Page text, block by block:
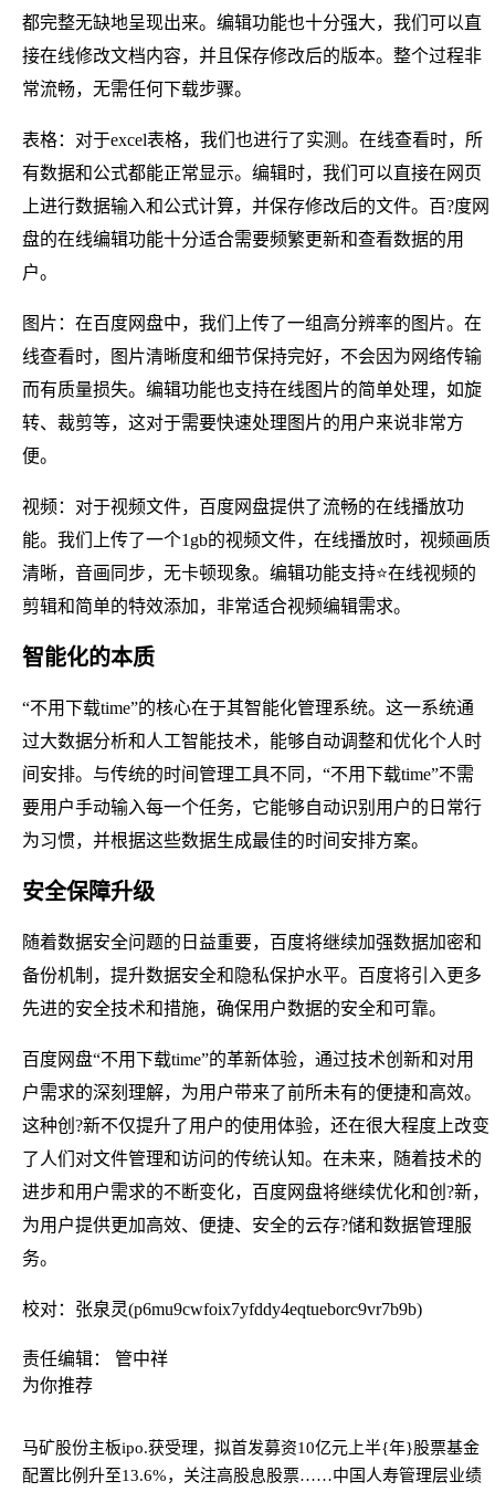
都完整无缺地呈现出来。编辑功能也十分强大，我们可以直
接在线修改文档内容，并且保存修改后的版本。整个过程非
常流畅，无需任何下载步骤。
表格：对于excel表格，我们也进行了实测。在线查看时，所
有数据和公式都能正常显示。编辑时，我们可以直接在网页
上进行数据输入和公式计算，并保存修改后的文件。百?度网
盘的在线编辑功能十分适合需要频繁更新和查看数据的用
户。
图片：在百度网盘中，我们上传了一组高分辨率的图片。在
线查看时，图片清晰度和细节保持完好，不会因为网络传输
而有质量损失。编辑功能也支持在线图片的简单处理，如旋
转、裁剪等，这对于需要快速处理图片的用户来说非常方
便。
视频：对于视频文件，百度网盘提供了流畅的在线播放功
能。我们上传了一个1gb的视频文件，在线播放时，视频画质
清晰，音画同步，无卡顿现象。编辑功能支持⭐在线视频的
剪辑和简单的特效添加，非常适合视频编辑需求。
智能化的本质
“不用下载time”的核心在于其智能化管理系统。这一系统通
过大数据分析和人工智能技术，能够自动调整和优化个人时
间安排。与传统的时间管理工具不同，“不用下载time”不需
要用户手动输入每一个任务，它能够自动识别用户的日常行
为习惯，并根据这些数据生成最佳的时间安排方案。
安全保障升级
随着数据安全问题的日益重要，百度将继续加强数据加密和
备份机制，提升数据安全和隐私保护水平。百度将引入更多
先进的安全技术和措施，确保用户数据的安全和可靠。
百度网盘“不用下载time”的革新体验，通过技术创新和对用
户需求的深刻理解，为用户带来了前所未有的便捷和高效。
这种创?新不仅提升了用户的使用体验，还在很大程度上改变
了人们对文件管理和访问的传统认知。在未来，随着技术的
进步和用户需求的不断变化，百度网盘将继续优化和创?新，
为用户提供更加高效、便捷、安全的云存?储和数据管理服
务。
校对：张泉灵(p6mu9cwfoix7yfddy4eqtueborc9vr7b9b)
责任编辑： 管中祥
为你推荐
马矿股份主板ipo.获受理，拟首发募资10亿元 上半{年}股票基金
配置比例升至13.6%，关注高股息股票……中国人寿管理层业绩